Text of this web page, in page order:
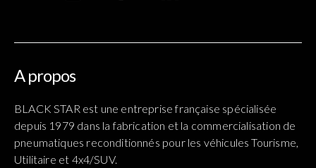
A propos
BLACK STAR est une entreprise française spécialisée
depuis 1979 dans la fabrication et la commercialisation de
pneumatiques reconditionnés pour les véhicules Tourisme,
Utilitaire et 4x4/SUV.